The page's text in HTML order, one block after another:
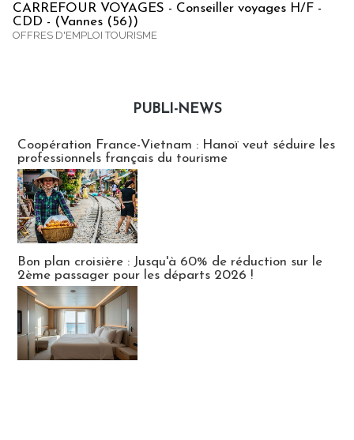
CARREFOUR VOYAGES - Conseiller voyages H/F -
CDD - (Vannes (56))
OFFRES D'EMPLOI TOURISME
PUBLI-NEWS
Coopération France-Vietnam : Hanoï veut séduire les
professionnels français du tourisme
Bon plan croisière : Jusqu'à 60% de réduction sur le
2ème passager pour les départs 2026 !